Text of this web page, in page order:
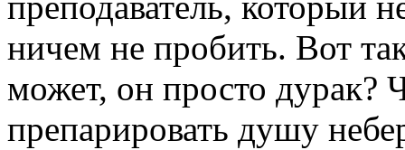
ничем не пробить. Вот
может, он просто дурак?
препарировать душу